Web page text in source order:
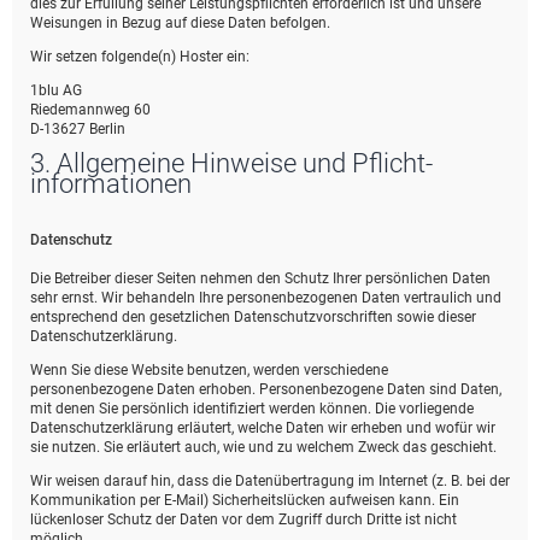
dies zur Erfüllung seiner Leistungspflichten erforderlich ist und unsere
Weisungen in Bezug auf diese Daten befolgen.
Wir setzen folgende(n) Hoster ein:
1blu AG
Riedemannweg 60
D-13627 Berlin
3. Allgemeine Hinweise und Pflicht­
informationen
Datenschutz
Die Betreiber dieser Seiten nehmen den Schutz Ihrer persönlichen Daten
sehr ernst. Wir behandeln Ihre personenbezogenen Daten vertraulich und
entsprechend den gesetzlichen Datenschutzvorschriften sowie dieser
Datenschutzerklärung.
Wenn Sie diese Website benutzen, werden verschiedene
personenbezogene Daten erhoben. Personenbezogene Daten sind Daten,
mit denen Sie persönlich identifiziert werden können. Die vorliegende
Datenschutzerklärung erläutert, welche Daten wir erheben und wofür wir
sie nutzen. Sie erläutert auch, wie und zu welchem Zweck das geschieht.
Wir weisen darauf hin, dass die Datenübertragung im Internet (z. B. bei der
Kommunikation per E-Mail) Sicherheitslücken aufweisen kann. Ein
lückenloser Schutz der Daten vor dem Zugriff durch Dritte ist nicht